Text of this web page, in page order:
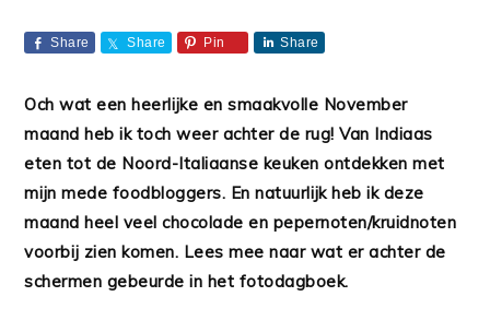
Share Share Pin Share
Och wat een heerlijke en smaakvolle November
maand heb ik toch weer achter de rug! Van Indiaas
eten tot de Noord-Italiaanse keuken ontdekken met
mijn mede foodbloggers. En natuurlijk heb ik deze
maand heel veel chocolade en pepernoten/kruidnoten
voorbij zien komen. Lees mee naar wat er achter de
schermen gebeurde in het fotodagboek.